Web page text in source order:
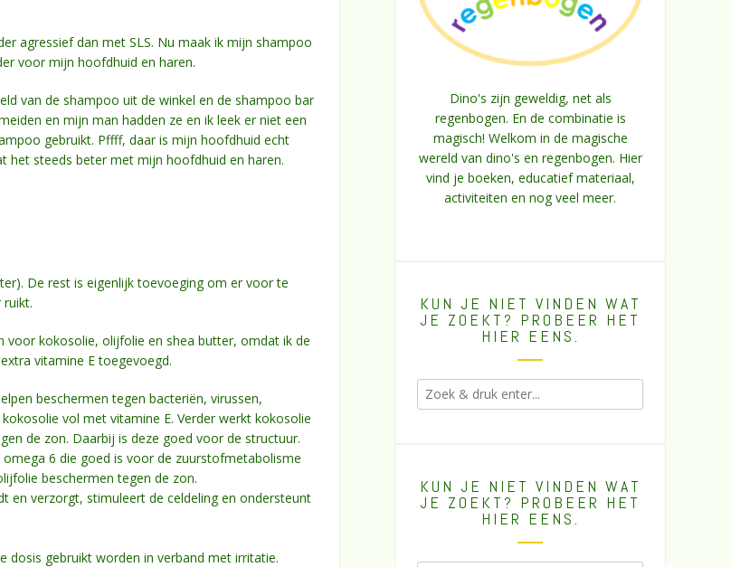
agressief dan met SLS. Nu maak ik mijn shampoo
voor mijn hoofdhuid en haren.
van de shampoo uit de winkel en de shampoo bar
en mijn man hadden ze en ik leek er niet een
gebruikt. Pffff, daar is mijn hoofdhuid echt
het steeds beter met mijn hoofdhuid en haren.
De rest is eigenlijk toevoeging om er voor te
voor kokosolie, olijfolie en shea butter, omdat ik de
vitamine E toegevoegd.
beschermen tegen bacteriën, virussen,
vol met vitamine E. Verder werkt kokosolie
de zon. Daarbij is deze goed voor de structuur.
6 die goed is voor de zuurstofmetabolisme
beschermen tegen de zon.
en verzorgt, stimuleert de celdeling en ondersteunt
dosis gebruikt worden in verband met irritatie.
Dino's zijn geweldig, net als
regenbogen. En de combinatie is
magisch! Welkom in de magische
wereld van dino's en regenbogen. Hier
vind je boeken, educatief materiaal,
activiteiten en nog veel meer.
KUN JE NIET VINDEN WAT
JE ZOEKT? PROBEER HET
HIER EENS.
KUN JE NIET VINDEN WAT
JE ZOEKT? PROBEER HET
HIER EENS.